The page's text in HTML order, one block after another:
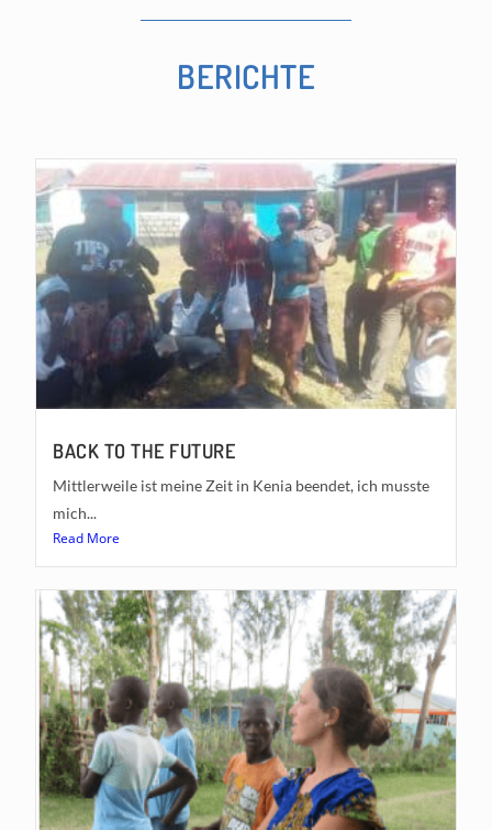
BERICHTE
BACK TO THE FUTURE
Mittlerweile ist meine Zeit in Kenia beendet, ich musste
mich...
Read More